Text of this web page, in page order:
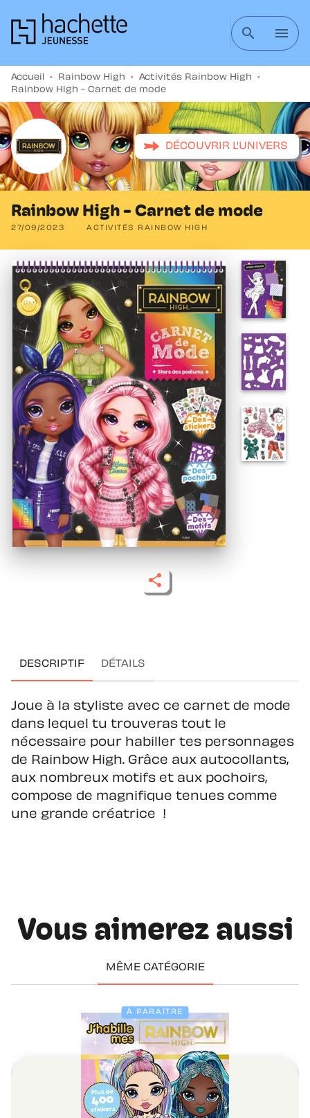
MENU RECHERCHE CONTENU
search menu
Accueil • Rainbow High • Activités Rainbow High
•
Rainbow High - Carnet de mode
DÉCOUVRIR L'UNIVERS
Rainbow High - Carnet de mode
27/09/2023 ACTIVITÉS RAINBOW HIGH
DESCRIPTIF DÉTAILS
Joue à la styliste avec ce carnet de mode
dans lequel tu trouveras tout le
nécessaire pour habiller tes personnages
de Rainbow High. Grâce aux autocollants,
aux nombreux motifs et aux pochoirs,
compose de magnifique tenues comme
une grande créatrice !
Vous aimerez aussi
MÊME CATÉGORIE
À PARAÎTRE